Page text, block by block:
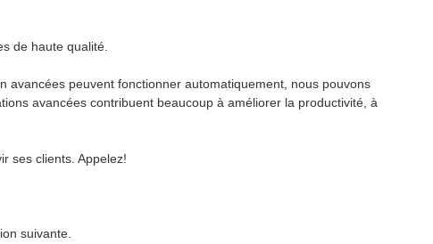
de haute qualité.
avancées peuvent fonctionner automatiquement, nous pouvons
avancées contribuent beaucoup à améliorer la productivité, à
ses clients. Appelez!
suivante.